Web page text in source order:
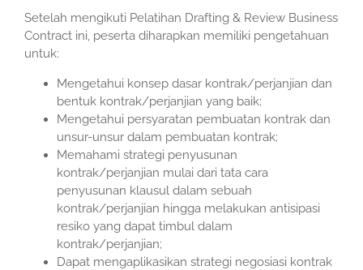
Setelah mengikuti Pelatihan Drafting & Review Business
Contract ini, peserta diharapkan memiliki pengetahuan
untuk:
Mengetahui konsep dasar kontrak/perjanjian dan
bentuk kontrak/perjanjian yang baik;
Mengetahui persyaratan pembuatan kontrak dan
unsur-unsur dalam pembuatan kontrak;
Memahami strategi penyusunan
kontrak/perjanjian mulai dari tata cara
penyusunan klausul dalam sebuah
kontrak/perjanjian hingga melakukan antisipasi
resiko yang dapat timbul dalam
kontrak/perjanjian;
Dapat mengaplikasikan strategi negosiasi kontrak